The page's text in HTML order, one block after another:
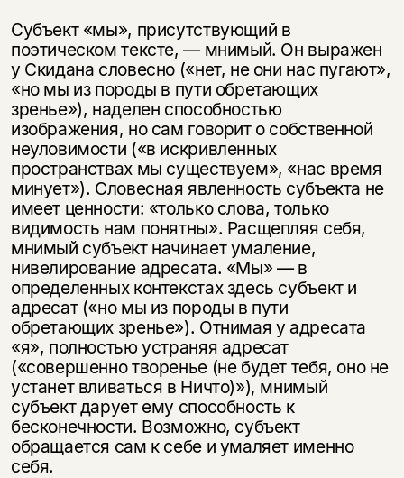
Субъект «мы», присутствующий в
поэтическом тексте, — мнимый. Он выражен
у Скидана словесно («нет, не они нас пугают»,
«но мы из породы в пути обретающих
зренье»), наделен способностью
изображения, но сам говорит о собственной
неуловимости («в искривленных
пространствах мы существуем», «нас время
минует»). Словесная явленность субъекта не
имеет ценности: «только слова, только
видимость нам понятны». Расщепляя себя,
мнимый субъект начинает умаление,
нивелирование адресата. «Мы» — в
определенных контекстах здесь субъект и
адресат («но мы из породы в пути
обретающих зренье»). Отнимая у адресата
«я», полностью устраняя адресат
(«совершенно творенье (не будет тебя, оно не
устанет вливаться в Ничто)»), мнимый
субъект дарует ему способность к
бесконечности. Возможно, субъект
обращается сам к себе и умаляет именно
себя.